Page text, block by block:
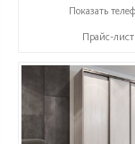
+7 (937) 423-
Показать
Прайс-лист